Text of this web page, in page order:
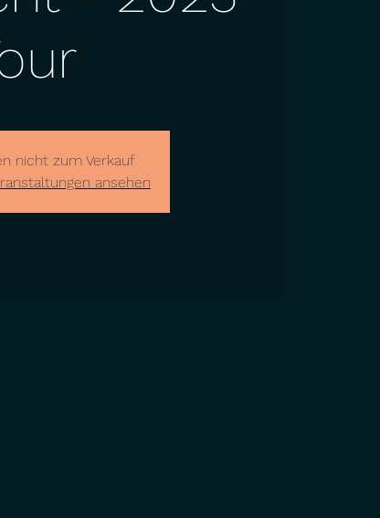
nicht zum Verkauf
ansehen